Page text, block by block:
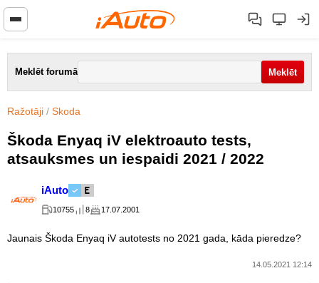
Meklēt forumā
Ražotāji / Skoda
Škoda Enyaq iV elektroauto tests,
atsauksmes un iespaidi 2021 / 2022
iAuto
10755 8 17.07.2001
Jaunais Škoda Enyaq iV autotests no 2021 gada, kāda pieredze?
14.05.2021 12:14